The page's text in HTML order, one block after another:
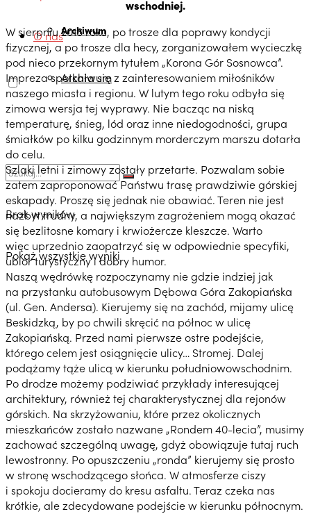
Archiwum
O nas
Archiwum
Brak wyników
Pokaż wszystkie wyniki
wschodniej.
W sierpniu 2016 roku, po trosze dla poprawy kondycji
fizycznej, a po trosze dla hecy, zorganizowałem wycieczkę
pod nieco przekornym tytułem „Korona Gór Sosnowca”.
Impreza spotkała się z zainteresowaniem miłośników
naszego miasta i regionu. W lutym tego roku odbyła się
zimowa wersja tej wyprawy. Nie bacząc na niską
temperaturę, śnieg, lód oraz inne niedogodności, grupa
śmiałków po kilku godzinnym morderczym marszu dotarła
do celu.
Szlaki letni i zimowy zostały przetarte. Pozwalam sobie
zatem zaproponować Państwu trasę prawdziwie górskiej
eskapady. Proszę się jednak nie obawiać. Teren nie jest
nazbyt trudny, a największym zagrożeniem mogą okazać
się bezlitosne komary i krwiożercze kleszcze. Warto
więc uprzednio zaopatrzyć się w odpowiednie specyfiki,
ubiór turystyczny i dobry humor.
Naszą wędrówkę rozpoczynamy nie gdzie indziej jak
na przystanku autobusowym Dębowa Góra Zakopiańska
(ul. Gen. Andersa). Kierujemy się na zachód, mijamy ulicę
Beskidzką, by po chwili skręcić na północ w ulicę
Zakopiańską. Przed nami pierwsze ostre podejście,
którego celem jest osiągnięcie ulicy… Stromej. Dalej
podążamy tąże ulicą w kierunku południowowschodnim.
Po drodze możemy podziwiać przykłady interesującej
architektury, również tej charakterystycznej dla rejonów
górskich. Na skrzyżowaniu, które przez okolicznych
mieszkańców zostało nazwane „Rondem 40-lecia”, musimy
zachować szczególną uwagę, gdyż obowiązuje tutaj ruch
lewostronny. Po opuszczeniu „ronda” kierujemy się prosto
w stronę wschodzącego słońca. W atmosferze ciszy
i spokoju docieramy do kresu asfaltu. Teraz czeka nas
krótkie, ale zdecydowane podejście w kierunku północnym.